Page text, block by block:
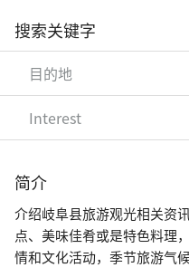
搜索关键字
目的地
Interest
简介
介绍岐阜县旅游观光相关资
点、美味佳肴或是特色料理
情和文化活动，季节旅游气